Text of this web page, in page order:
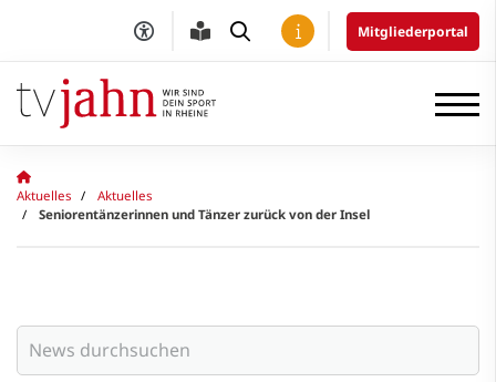
Mitgliederportal
Aktuelles
Aktuelles
Seniorentänzerinnen und Tänzer zurück von der Insel